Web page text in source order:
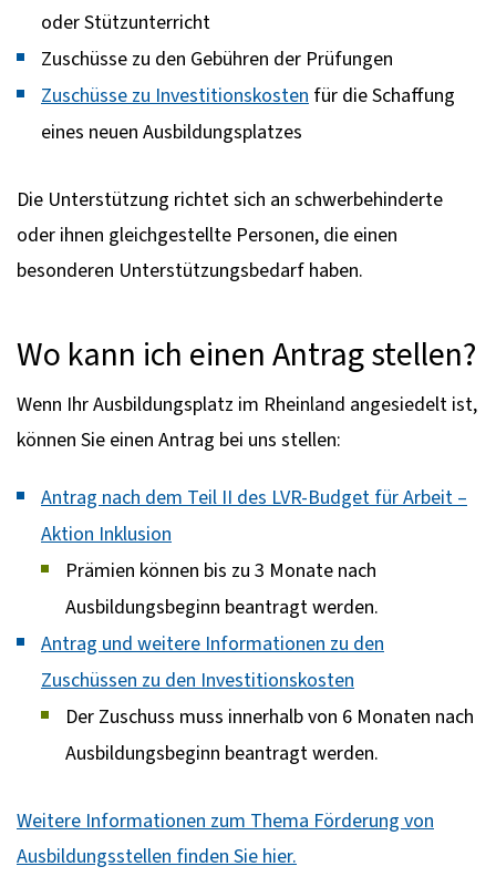
oder Stützunterricht
Zuschüsse zu den Gebühren der Prüfungen
Zuschüsse zu Investitionskosten für die Schaffung
eines neuen Ausbildungsplatzes
Die Unterstützung richtet sich an schwerbehinderte
oder ihnen gleichgestellte Personen, die einen
besonderen Unterstützungsbedarf haben.
Wo kann ich einen Antrag stellen?
Wenn Ihr Ausbildungsplatz im Rheinland angesiedelt ist,
können Sie einen Antrag bei uns stellen:
Antrag nach dem Teil II des LVR-Budget für Arbeit –
Aktion Inklusion
Prämien können bis zu 3 Monate nach
Ausbildungsbeginn beantragt werden.
Antrag und weitere Informationen zu den
Zuschüssen zu den Investitionskosten
Der Zuschuss muss innerhalb von 6 Monaten nach
Ausbildungsbeginn beantragt werden.
Weitere Informationen zum Thema Förderung von
Ausbildungsstellen finden Sie hier.